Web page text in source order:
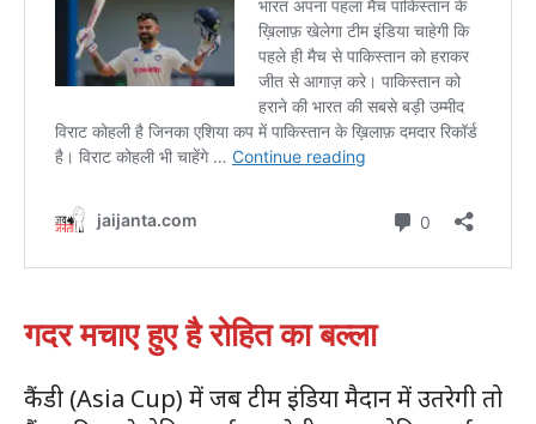
गदर मचाए हुए है रोहित का बल्ला
कैंडी (Asia Cup) में जब टीम इंडिया मैदान में उतरेगी तो